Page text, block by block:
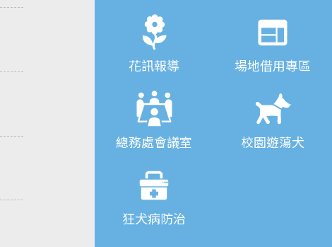
花訊報導 場地借用專區
總務處會議室 校園遊蕩犬
狂犬病防治